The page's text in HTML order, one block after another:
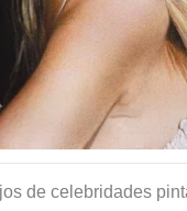
de celebridades